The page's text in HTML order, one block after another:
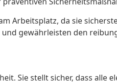
Arbeitsplatz, da sie
gewährleisten den
Sie stellt sicher, dass